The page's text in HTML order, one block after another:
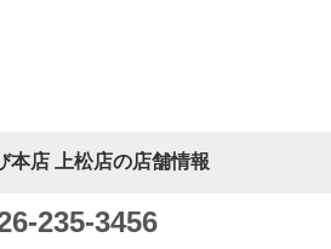
本店 上松店の店舗情報
235-3456